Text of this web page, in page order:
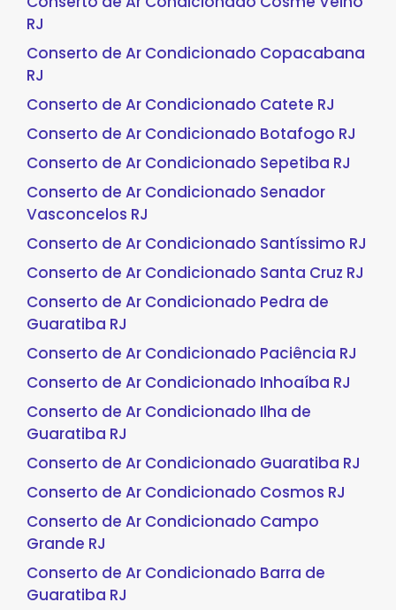
RJ
Conserto de Ar Condicionado Copacabana
RJ
Conserto de Ar Condicionado Catete RJ
Conserto de Ar Condicionado Botafogo RJ
Conserto de Ar Condicionado Sepetiba RJ
Conserto de Ar Condicionado Senador
Vasconcelos RJ
Conserto de Ar Condicionado Santíssimo RJ
Conserto de Ar Condicionado Santa Cruz RJ
Conserto de Ar Condicionado Pedra de
Guaratiba RJ
Conserto de Ar Condicionado Paciência RJ
Conserto de Ar Condicionado Inhoaíba RJ
Conserto de Ar Condicionado Ilha de
Guaratiba RJ
Conserto de Ar Condicionado Guaratiba RJ
Conserto de Ar Condicionado Cosmos RJ
Conserto de Ar Condicionado Campo
Grande RJ
Conserto de Ar Condicionado Barra de
Guaratiba RJ